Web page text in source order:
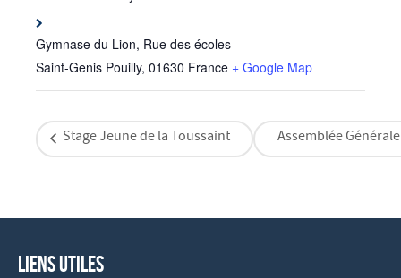
Gymnase du Lion, Rue des écoles
Saint-Genis Pouilly, 01630 France + Google Map
Stage Jeune de la Toussaint Assemblée
Liens utiles